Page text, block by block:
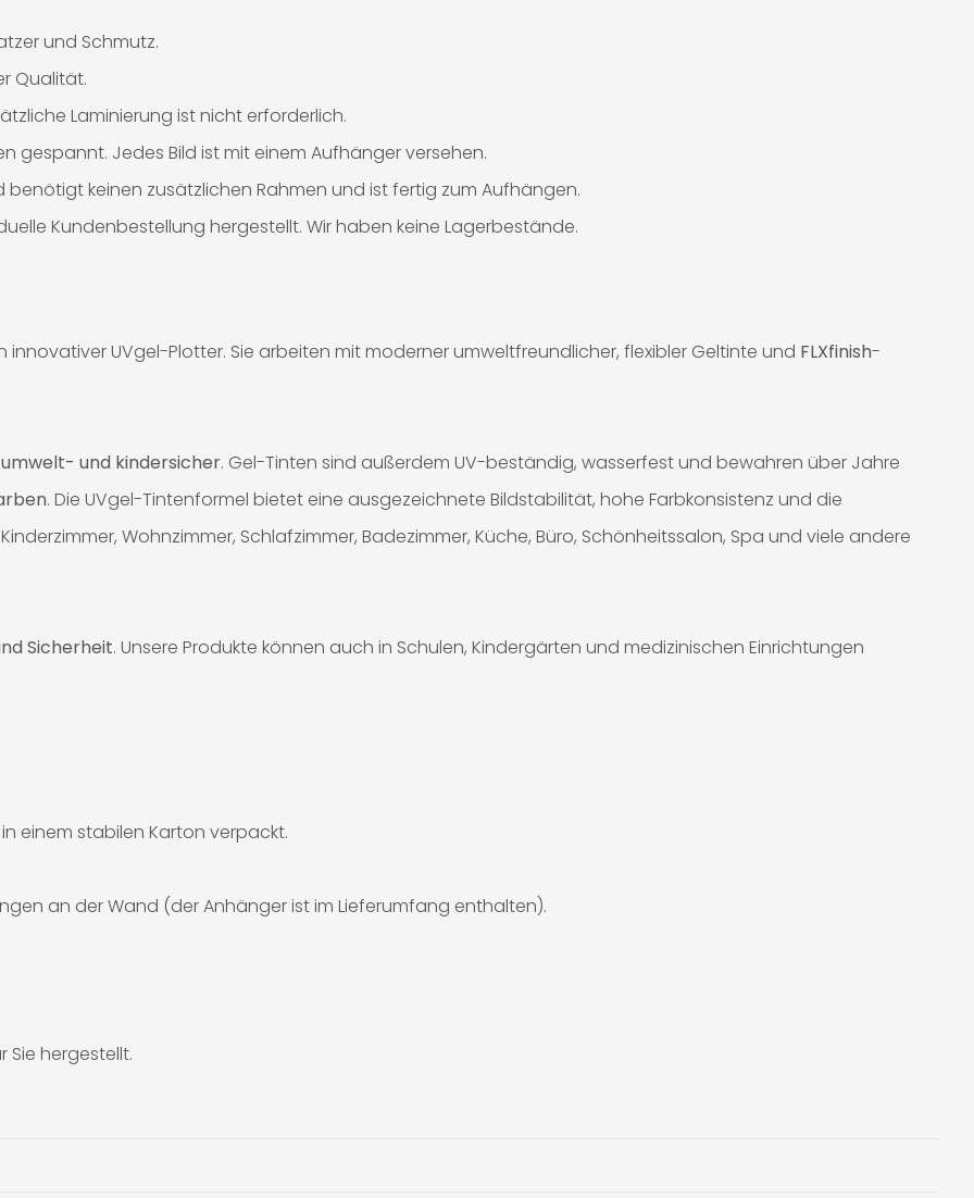
und Schmutz.
Qualität.
Laminierung ist nicht erforderlich.
gespannt. Jedes Bild ist mit einem Aufhänger versehen.
benötigt keinen zusätzlichen Rahmen und ist fertig zum Aufhängen.
Kundenbestellung hergestellt. Wir haben keine Lagerbestände.
UVgel-Plotter. Sie arbeiten mit moderner umweltfreundlicher, flexibler Geltinte und FLXfinish-
umwelt- und kindersicher. Gel-Tinten sind außerdem UV-beständig, wasserfest und bewahren über Jahre
. Die UVgel-Tintenformel bietet eine ausgezeichnete Bildstabilität, hohe Farbkonsistenz und die
Wohnzimmer, Schlafzimmer, Badezimmer, Küche, Büro, Schönheitssalon, Spa und viele andere
Sicherheit. Unsere Produkte können auch in Schulen, Kindergärten und medizinischen Einrichtungen
einem stabilen Karton verpackt.
an der Wand (der Anhänger ist im Lieferumfang enthalten).
Sie hergestellt.